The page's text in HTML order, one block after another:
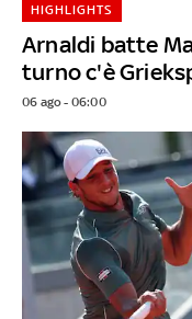
Arnaldi batte
turno c'è
HIGHLIGHTS
06 ago - 06:00